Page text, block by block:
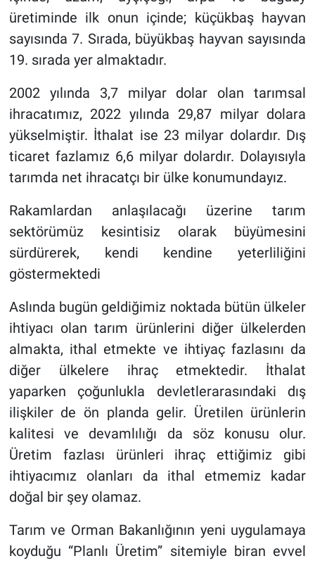
üretiminde ilk onun içinde; küçükbaş hayvan
sayısında 7. Sırada, büyükbaş hayvan sayısında
19. sırada yer almaktadır.
2002 yılında 3,7 milyar dolar olan tarımsal
ihracatımız, 2022 yılında 29,87 milyar dolara
yükselmiştir. İthalat ise 23 milyar dolardır. Dış
ticaret fazlamız 6,6 milyar dolardır. Dolayısıyla
tarımda net ihracatçı bir ülke konumundayız.
Rakamlardan anlaşılacağı üzerine tarım
sektörümüz kesintisiz olarak büyümesini
sürdürerek, kendi kendine yeterliliğini
göstermektedi
Aslında bugün geldiğimiz noktada bütün ülkeler
ihtiyacı olan tarım ürünlerini diğer ülkelerden
almakta, ithal etmekte ve ihtiyaç fazlasını da
diğer ülkelere ihraç etmektedir. İthalat
yaparken çoğunlukla devletlerarasındaki dış
ilişkiler de ön planda gelir. Üretilen ürünlerin
kalitesi ve devamlılığı da söz konusu olur.
Üretim fazlası ürünleri ihraç ettiğimiz gibi
ihtiyacımız olanları da ithal etmemiz kadar
doğal bir şey olamaz.
Tarım ve Orman Bakanlığının yeni uygulamaya
koyduğu “Planlı Üretim” sitemiyle biran evvel